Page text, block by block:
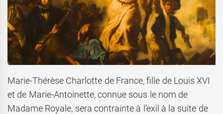
Marie-Thérèse Charlotte de France, fille de Louis XVI
et de Marie-Antoinette, connue sous le nom de
Madame Royale, sera contrainte à l’exil à la suite de